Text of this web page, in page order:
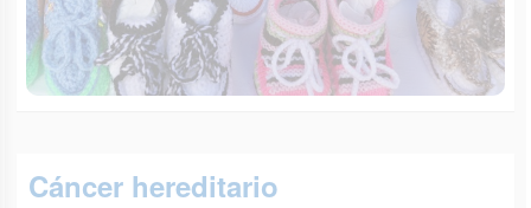
Cáncer hereditario